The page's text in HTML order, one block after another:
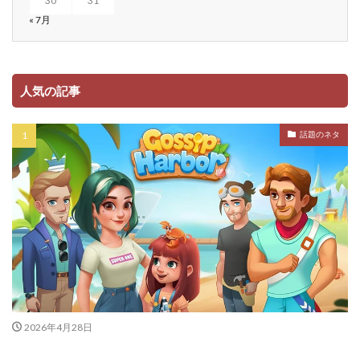
« 7月
人気の記事
話題のネタ
2026年4月28日